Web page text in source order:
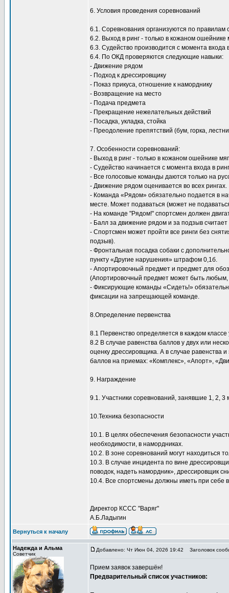
6. Условия проведения соревнований
6.1. Соревнования организуются по правилам
6.2. Выход в ринг - только в кожаном
6.3. Судейство производится с момента входа
6.4. По ОКД проверяются следующие навыки:
- Движение рядом
- Подход к дрессировщику
- Показ прикуса, отношение к наморднику
- Возвращение на место
- Подача предмета
- Прекращение нежелательных действий
- Посадка, укладка, стойка
- Преодоление препятствий (бум, горка,
7. Особенности соревнований:
- Выход в ринг - только в кожаном ошейнике
- Судейство начинается с момента входа в
- Все голосовые команды даются только на
- Движение рядом оценивается во всех рингах.
- Команда «Рядом» обязательно подается в
месте. Может подаваться (может не
- На команде "Рядом!" спортсмен должен
- Балл за движение рядом и за подзыв считает
- Спортсмен может пройти все ринги без
подзыв).
- Фронтальная посадка собаки с
пункту «Другие нарушения» штрафом 0,1б.
- Апортировочный предмет и предмет для
(Апортировочный предмет может быть
- Фиксирующие команды «Сидеть!»
фиксации на запрещающей команде.
8.Определение первенства
8.1 Первенство определяется в каждом
8.2 В случае равенства баллов у двух или
оценку дрессировщика. А в случае равенства
баллов на приемах: «Комплекс», «Апорт»,
9. Награждение
9.1. Участники соревнований, занявшие 1, 2,
10.Техника безопасности
10.1. В целях обеспечения безопасности
необходимости, в намордниках.
10.2. В зоне соревнований могут находиться
10.3. В случае инцидента по вине
поводок, надеть намордник», дрессировщик
10.4. Все спортсмены должны иметь при себе
Директор КССС "Варяг"
А.Б.Ладыгин
Вернуться к началу
Надежда и Альма
Советчик
Добавлено: Чт Июн 04, 2026 19:42 Заголовок
Прием заявок завершён!
Предварительный список участников: